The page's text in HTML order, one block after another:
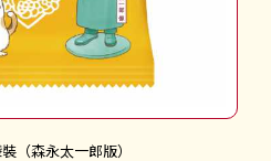
（森永太一郎版）